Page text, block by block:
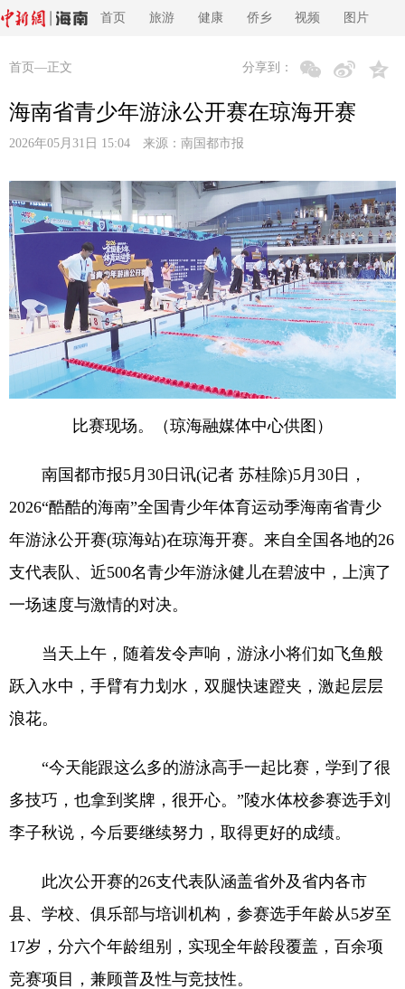
首页 旅游 健康 侨乡 视频 图片
首页 —正文 分享到：
海南省青少年游泳公开赛在琼海开赛
2026年05月31日 15:04 来源： 南国都市报
比赛现场。（琼海融媒体中心供图）
南国都市报5月30日讯(记者 苏桂除)5月30日，
2026“酷酷的海南”全国青少年体育运动季海南省青少
年游泳公开赛(琼海站)在琼海开赛。来自全国各地的26
支代表队、近500名青少年游泳健儿在碧波中，上演了
一场速度与激情的对决。
当天上午，随着发令声响，游泳小将们如飞鱼般
跃入水中，手臂有力划水，双腿快速蹬夹，激起层层
浪花。
“今天能跟这么多的游泳高手一起比赛，学到了很
多技巧，也拿到奖牌，很开心。”陵水体校参赛选手刘
李子秋说，今后要继续努力，取得更好的成绩。
此次公开赛的26支代表队涵盖省外及省内各市
县、学校、俱乐部与培训机构，参赛选手年龄从5岁至
17岁，分六个年龄组别，实现全年龄段覆盖，百余项
竞赛项目，兼顾普及性与竞技性。